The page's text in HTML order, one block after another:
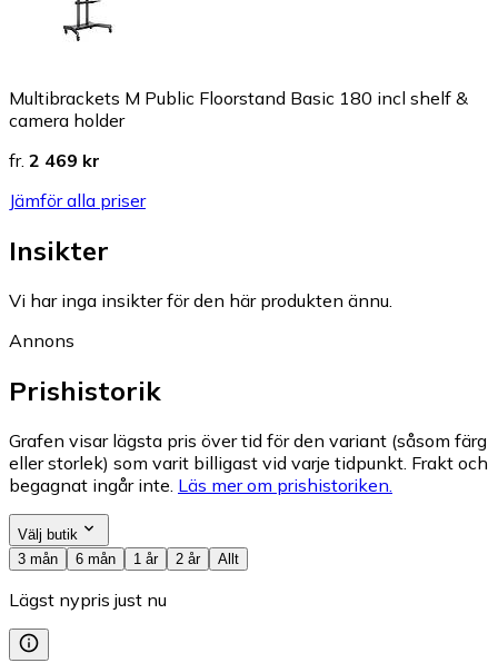
Multibrackets M Public Floorstand Basic 180 incl shelf &
camera holder
fr. 2 469 kr
Jämför alla priser
Insikter
Vi har inga insikter för den här produkten ännu.
Annons
Prishistorik
Grafen visar lägsta pris över tid för den variant (såsom färg
eller storlek) som varit billigast vid varje tidpunkt. Frakt och
begagnat ingår inte. Läs mer om prishistoriken.
Välj butik
3 mån
6 mån 1 år 2 år Allt
Lägst nypris just nu